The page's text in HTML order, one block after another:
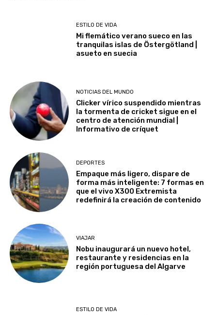
ESTILO DE VIDA
Mi flemático verano sueco en las
tranquilas islas de Östergötland |
asueto en suecia
NOTICIAS DEL MUNDO
Clicker vírico suspendido mientras
la tormenta de cricket sigue en el
centro de atención mundial |
Informativo de críquet
DEPORTES
Empaque más ligero, dispare de
forma más inteligente: 7 formas en
que el vivo X300 Extremista
redefinirá la creación de contenido
VIAJAR
Nobu inaugurará un nuevo hotel,
restaurante y residencias en la
región portuguesa del Algarve
ESTILO DE VIDA